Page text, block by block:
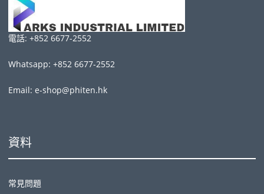
電話: +852 6677-2552
Whatsapp: +852 6677-2552
Email: e-shop@phiten.hk
資料
常見問題